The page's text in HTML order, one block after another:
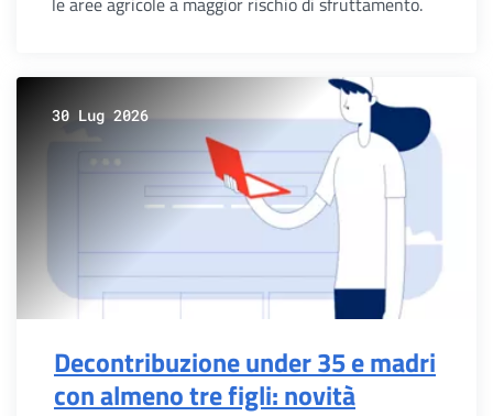
30 Lug 2026
Decontribuzione under 35 e madri
con almeno tre figli: novità